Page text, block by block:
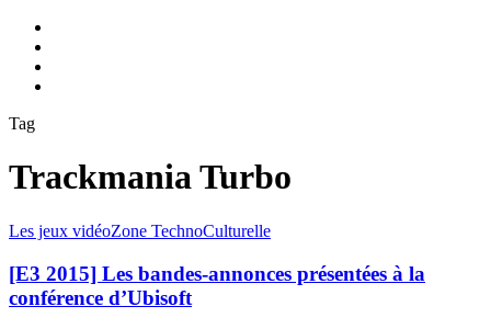
Tag
Trackmania Turbo
[E3
Les
bandes-
annonces
Les jeux vidéoZone TechnoCulturelle
[E3 2015] Les bandes-annonces présentées à la
conférence d’Ubisoft